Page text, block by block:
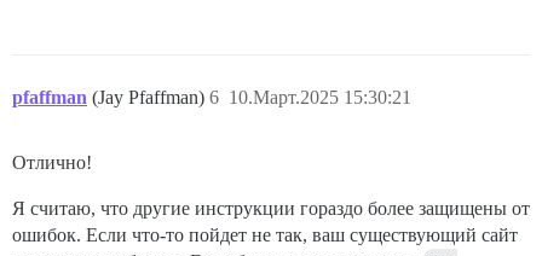
pfaffman (Jay Pfaffman) 10.Март.2025 15:30:21
6
Отлично!
Я считаю, что другие инструкции гораздо более защищены от
ошибок. Если что-то пойдет не так, ваш существующий сайт